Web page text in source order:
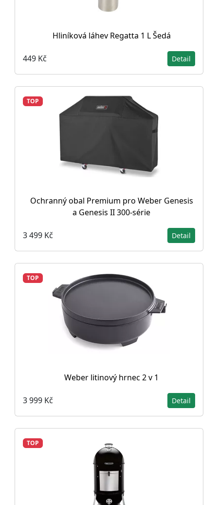
Hliníková láhev Regatta 1 L Šedá
449 Kč Detail
TOP
Ochranný obal Premium pro Weber Genesis
a Genesis II 300-série
3 499 Kč Detail
TOP
Weber litinový hrnec 2 v 1
3 999 Kč Detail
TOP